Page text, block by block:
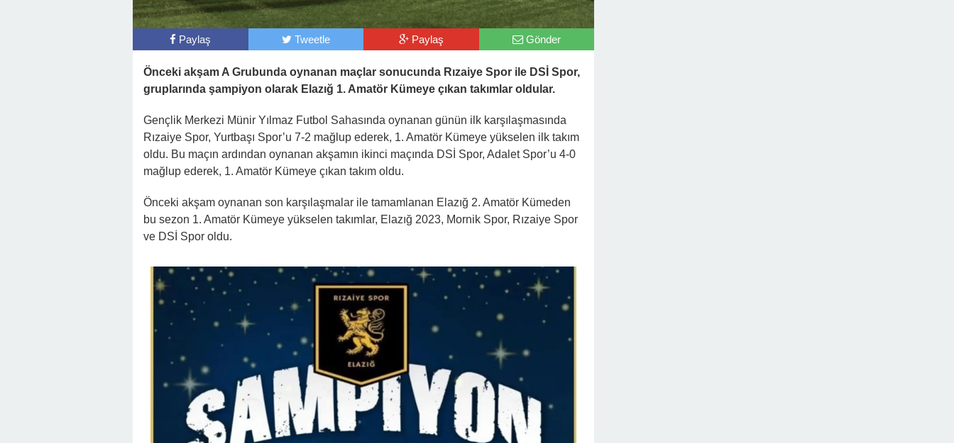
Paylaş Tweetle Paylaş Gönder
Önceki akşam A Grubunda oynanan maçlar sonucunda Rızaiye Spor ile DSİ Spor,
gruplarında şampiyon olarak Elazığ 1. Amatör Kümeye çıkan takımlar oldular.
Gençlik Merkezi Münir Yılmaz Futbol Sahasında oynanan günün ilk karşılaşmasında
Rızaiye Spor, Yurtbaşı Spor’u 7-2 mağlup ederek, 1. Amatör Kümeye yükselen ilk takım
oldu. Bu maçın ardından oynanan akşamın ikinci maçında DSİ Spor, Adalet Spor’u 4-0
mağlup ederek, 1. Amatör Kümeye çıkan takım oldu.
Önceki akşam oynanan son karşılaşmalar ile tamamlanan Elazığ 2. Amatör Kümeden
bu sezon 1. Amatör Kümeye yükselen takımlar, Elazığ 2023, Mornik Spor, Rızaiye Spor
ve DSİ Spor oldu.